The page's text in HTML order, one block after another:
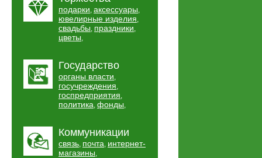
подарки, аксессуары,
ювелирные изделия,
свадьбы, праздники,
цветы,
Государство
органы власти,
госучреждения,
госпредприятия,
политика, фонды,
Коммуникации
связь, почта, интернет-
магазины,